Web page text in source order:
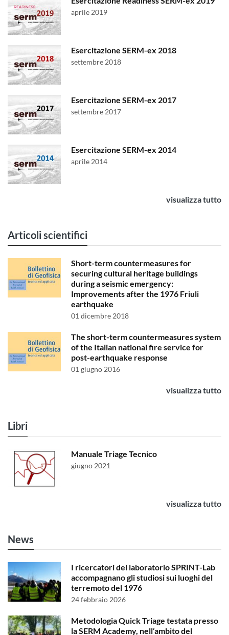
aprile 2019
Esercitazione SERM-ex 2018
settembre 2018
Esercitazione SERM-ex 2017
settembre 2017
Esercitazione SERM-ex 2014
aprile 2014
visualizza tutto
Articoli scientifici
Short-term countermeasures for
securing cultural heritage buildings
during a seismic emergency:
Improvements after the 1976 Friuli
earthquake
01 dicembre 2018
The short-term countermeasures system
of the Italian national fire service for
post-earthquake response
01 giugno 2016
visualizza tutto
Libri
Manuale Triage Tecnico
giugno 2021
visualizza tutto
News
I ricercatori del laboratorio SPRINT-Lab
accompagnano gli studiosi sui luoghi del
terremoto del 1976
24 febbraio 2026
Metodologia Quick Triage testata presso
la SERM Academy, nell’ambito del